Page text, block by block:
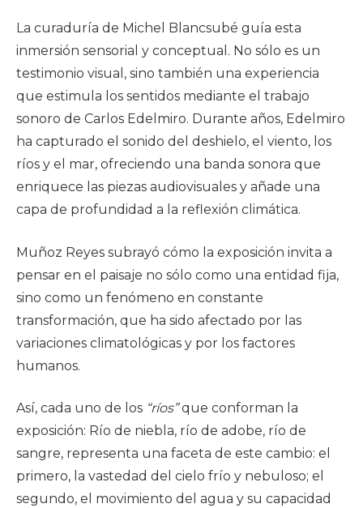
La curaduría de Michel Blancsubé guía esta
inmersión sensorial y conceptual. No sólo es un
testimonio visual, sino también una experiencia
que estimula los sentidos mediante el trabajo
sonoro de Carlos Edelmiro. Durante años, Edelmiro
ha capturado el sonido del deshielo, el viento, los
ríos y el mar, ofreciendo una banda sonora que
enriquece las piezas audiovisuales y añade una
capa de profundidad a la reflexión climática.
Muñoz Reyes subrayó cómo la exposición invita a
pensar en el paisaje no sólo como una entidad fija,
sino como un fenómeno en constante
transformación, que ha sido afectado por las
variaciones climatológicas y por los factores
humanos.
Así, cada uno de los “ríos”que conforman la
exposición: Río de niebla, río de adobe, río de
sangre, representa una faceta de este cambio: el
primero, la vastedad del cielo frío y nebuloso; el
segundo, el movimiento del agua y su capacidad